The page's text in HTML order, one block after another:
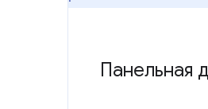
Панельная